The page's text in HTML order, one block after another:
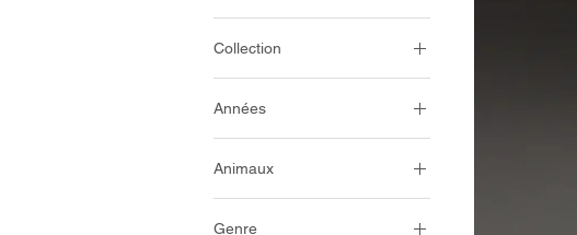
Collection
Années
Animaux
Genre